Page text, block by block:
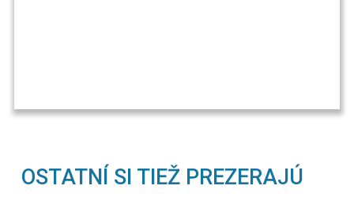
OSTATNÍ SI TIEŽ PREZERAJÚ